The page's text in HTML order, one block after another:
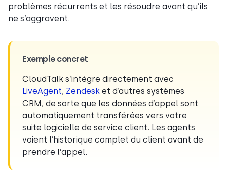
problèmes récurrents et les résoudre avant qu’ils
ne s’aggravent.
Exemple concret
CloudTalk s’intègre directement avec
LiveAgent, Zendesk et d’autres systèmes
CRM, de sorte que les données d’appel sont
automatiquement transférées vers votre
suite logicielle de service client. Les agents
voient l’historique complet du client avant de
prendre l’appel.